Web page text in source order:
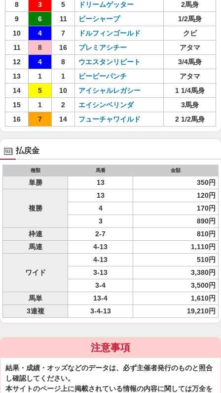
8
3 5 ドリームゲッター
2馬身
9
6 11 ビーシャープ
1/2馬身
10
4 7 ドルフィンゴールド
クビ
11
8 16 プレミアシチー
アタマ
12
4 8 ウエスタンリピート
3/4馬身
13
1 1 ビービーパンチ
アタマ
14
5 10 アイシャルレガシー
1 1/4馬身
15
1 2 エイシンベリンダ
3馬身
16
7 14 フューチャワイルド 2 1/2馬身
払戻金
種類 馬番 金額
単勝 13 350円
複勝
13
120円
4
170円
3
890円
枠連
2-7
810円
馬連
4-13 1,110円
ワイド
4-13
510円
3-13
3,380円
3-4
3,500円
馬単
13-4
1,610円
3連複
3-4-13 19,210円
注意事項
結果・成績・オッズなどのデータは、必ず主催者発行のものと照合
し確認してください。
本サイトのページ上に掲載されている情報の内容に関しては万全を